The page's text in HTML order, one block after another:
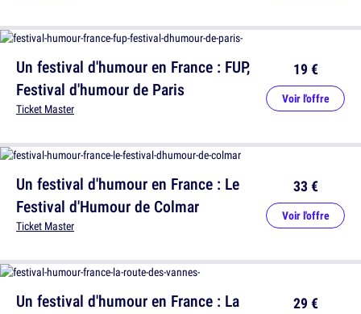
Un festival d'humour en France : Le
Festival d'Humour de Colmar
Ticket Master
33 €
Voir l'offre
Un festival d'humour en France : FUP,
Festival d'humour de Paris
Ticket Master
19 €
Voir l'offre
Un festival d'humour en France : La
29 €